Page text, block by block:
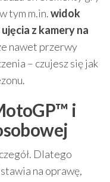
tym m.in.widok
ujęcia z kamery na
nawet przerwy
– czujesz się jak
i
Dlatego
na oprawę,